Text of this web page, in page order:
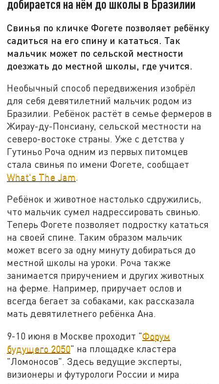
добирается на нём до школы в Бразилии
Свинья по кличке Фогете позволяет ребёнку
садиться на его спину и кататься. Так
мальчик может по сельской местности
доезжать до местной школы, где учится.
Необычный способ передвижения изобрёл
для себя девятилетний мальчик родом из
Бразилии. Ребёнок растёт в семье фермеров в
Жирау-ду-Понсиану, сельской местности на
северо-востоке страны. Уже с детства у
Гутиньо Роча одним из первых питомцев
стала свинья по имени Фогете, сообщает
What's The Jam.
Ребёнок и животное настолько сдружились,
что мальчик сумел надрессировать свинью.
Теперь Фогете позволяет подростку кататься
на своей спине. Таким образом мальчик
может всего за одну минуту добираться до
местной школы на уроки. Роча также
занимается приручением и других животных
на ферме. Например, приручает ослов и
всегда бегает за собаками, как рассказала
мать девятилетнего ребёнка Ана.
9-10 июня в Москве проходит "Форум
будущего 2050" на площадке кластера
"Ломоносов". Здесь ведущие эксперты,
визионеры и футурологи России и мира